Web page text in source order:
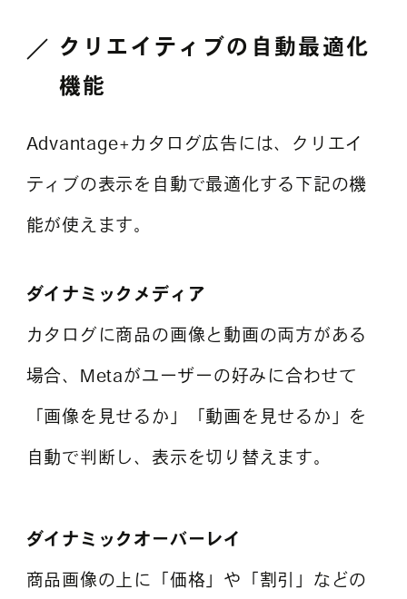
クリエイティブの自動最適化
機能
Advantage+カタログ広告には、クリエイ
ティブの表示を自動で最適化する下記の機
能が使えます。
ダイナミックメディア
カタログに商品の画像と動画の両方がある
場合、Metaがユーザーの好みに合わせて
「画像を見せるか」「動画を見せるか」を
自動で判断し、表示を切り替えます。
ダイナミックオーバーレイ
商品画像の上に「価格」や「割引」などの